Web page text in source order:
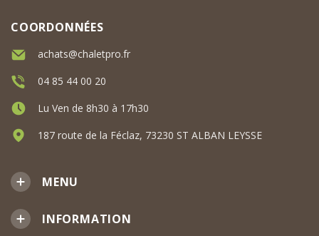
MENU
INFORMATION
COORDONNÉES
achats@chaletpro.fr
04 85 44 00 20
Lu Ven de 8h30 à 17h30
187 route de la Féclaz, 73230 ST ALBAN LEYSSE